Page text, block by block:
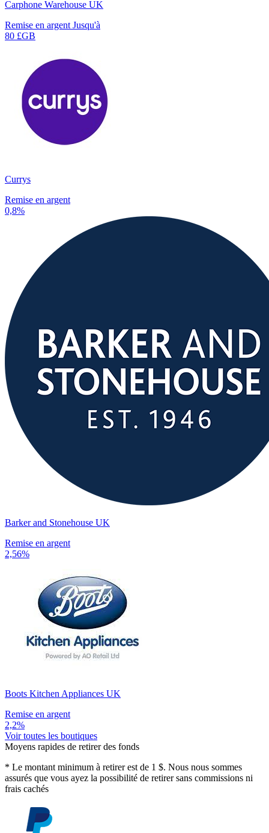
Carphone Warehouse UK
Remise en argent Jusqu'à
80 £GB
Currys
Remise en argent
0,8%
Barker and Stonehouse UK
Remise en argent
2,56%
Boots Kitchen Appliances UK
Remise en argent
2,2%
Voir toutes les boutiques
Moyens rapides de retirer des fonds
* Le montant minimum à retirer est de 1 $. Nous nous sommes
assurés que vous ayez la possibilité de retirer sans commissions ni
frais cachés